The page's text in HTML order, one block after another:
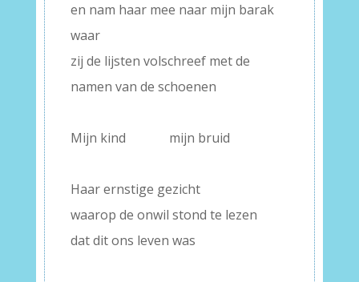
en nam haar mee naar mijn barak
waar
zij de lijsten volschreef met de
namen van de schoenen
Mijn kind
mijn bruid
Haar ernstige gezicht
waarop de onwil stond te lezen
dat dit ons leven was